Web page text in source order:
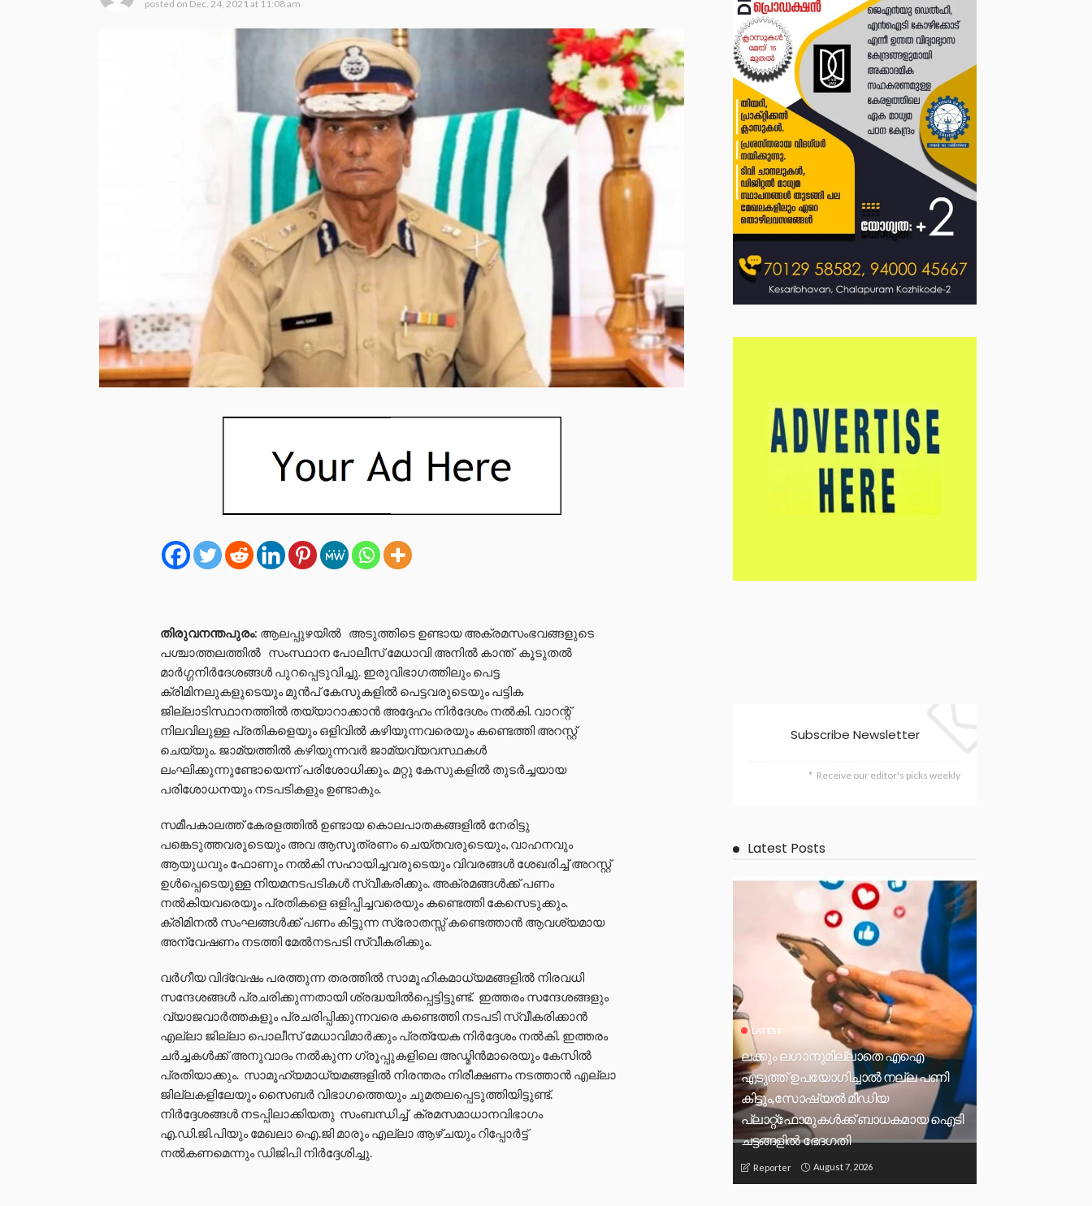
posted on Dec. 24, 2021 at 11:08 am
തിരുവനന്തപുരം: ആലപ്പുഴയിൽ അടുത്തിടെ ഉണ്ടായ അക്രമസംഭവങ്ങളുടെ
പശ്ചാത്തലത്തിൽ സംസ്ഥാന പോലീസ് മേധാവി അനിൽ കാന്ത് കൂടുതൽ
മാർഗ്ഗനിർദേശങ്ങൾ പുറപ്പെടുവിച്ചു. ഇരുവിഭാഗത്തിലും പെട്ട
ക്രിമിനലുകളുടെയും മുൻപ് കേസുകളിൽ പെട്ടവരുടെയും പട്ടിക
ജില്ലാടിസ്ഥാനത്തിൽ തയ്യാറാക്കാൻ അദ്ദേഹം നിർദേശം നൽകി. വാറന്റ്
നിലവിലുള്ള പ്രതികളെയും ഒളിവിൽ കഴിയുന്നവരെയും കണ്ടെത്തി അറസ്റ്റ്
ചെയ്യും. ജാമ്യത്തിൽ കഴിയുന്നവർ ജാമ്യവ്യവസ്ഥകൾ
ലംഘിക്കുന്നുണ്ടോയെന്ന് പരിശോധിക്കും. മറ്റു കേസുകളിൽ തുടർച്ചയായ
പരിശോധനയും നടപടികളും ഉണ്ടാകും.
സമീപകാലത്ത് കേരളത്തിൽ ഉണ്ടായ കൊലപാതകങ്ങളിൽ നേരിട്ടു
പങ്കെടുത്തവരുടെയും അവ ആസൂത്രണം ചെയ്തവരുടെയും, വാഹനവും
ആയുധവും ഫോണും നൽകി സഹായിച്ചവരുടെയും വിവരങ്ങൾ ശേഖരിച്ച് അറസ്റ്റ്
ഉൾപ്പെടെയുള്ള നിയമനടപടികൾ സ്വീകരിക്കും. അക്രമങ്ങൾക്ക് പണം
നൽകിയവരെയും പ്രതികളെ ഒളിപ്പിച്ചവരെയും കണ്ടെത്തി കേസെടുക്കും.
ക്രിമിനൽ സംഘങ്ങൾക്ക് പണം കിട്ടുന്ന സ്രോതസ്സ് കണ്ടെത്താൻ ആവശ്യമായ
അന്വേഷണം നടത്തി മേൽനടപടി സ്വീകരിക്കും.
വർഗീയ വിദ്വേഷം പരത്തുന്ന തരത്തിൽ സാമൂഹികമാധ്യമങ്ങളിൽ നിരവധി
സന്ദേശങ്ങൾ പ്രചരിക്കുന്നതായി ശ്രദ്ധയിൽപ്പെട്ടിട്ടുണ്ട്. ഇത്തരം സന്ദേശങ്ങളും
വ്യാജവാർത്തകളും പ്രചരിപ്പിക്കുന്നവരെ കണ്ടെത്തി നടപടി സ്വീകരിക്കാൻ
എല്ലാ ജില്ലാ പൊലീസ് മേധാവിമാർക്കും പ്രത്യേക നിർദ്ദേശം നൽകി. ഇത്തരം
ചർച്ചകൾക്ക് അനുവാദം നൽകുന്ന ഗ്രൂപ്പുകളിലെ അഡ്മിൻമാരെയും കേസിൽ
പ്രതിയാക്കും. സാമൂഹ്യമാധ്യമങ്ങളിൽ നിരന്തരം നിരീക്ഷണം നടത്താൻ എല്ലാ
ജില്ലകളിലേയും സൈബർ വിഭാഗത്തെയും ചുമതലപ്പെടുത്തിയിട്ടുണ്ട്.
നിർദ്ദേശങ്ങൾ നടപ്പിലാക്കിയതു സംബന്ധിച്ച് ക്രമസമാധാനവിഭാഗം
എ.ഡി.ജി.പിയും മേഖലാ ഐ.ജി മാരും എല്ലാ ആഴ്ചയും റിപ്പോർട്ട്
നൽകണമെന്നും ഡിജിപി നിർദ്ദേശിച്ചു.
Subscribe Newsletter
Receive our editor's picks weekly
Latest Posts
LATEST
ലക്കും ലഗാനുമില്ലാതെ എഐ
എടുത്ത് ഉപയോഗിച്ചാല്‍ നല്ല പണി
കിട്ടും,സോഷ്യല്‍ മീഡിയ
പ്ലാറ്റ്‌ഫോമുകള്‍ക്ക് ബാധകമായ ഐടി
ചട്ടങ്ങളില്‍ ഭേദഗതി
Reporter August 7, 2026